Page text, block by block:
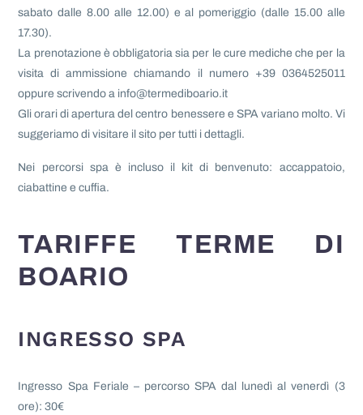
sabato dalle 8.00 alle 12.00) e al pomeriggio (dalle 15.00 alle
17.30).
La prenotazione è obbligatoria sia per le cure mediche che per la
visita di ammissione chiamando il numero +39 0364525011
oppure scrivendo a info@termediboario.it
Gli orari di apertura del centro benessere e SPA variano molto. Vi
suggeriamo di visitare il sito per tutti i dettagli.
Nei percorsi spa è incluso il kit di benvenuto: accappatoio,
ciabattine e cuffia.
TARIFFE TERME DI
BOARIO
INGRESSO SPA
Ingresso Spa Feriale –percorso SPA dal lunedì al venerdì (3
ore): 30€